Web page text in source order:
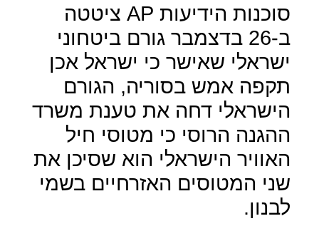
סוכנות הידיעות AP ציטטה
ב-26 בדצמבר גורם ביטחוני
ישראלי שאישר כי ישראל אכן
תקפה אמש בסוריה, הגורם
הישראלי דחה את טענת משרד
ההגנה הרוסי כי מטוסי חיל
האוויר הישראלי הוא שסיכן את
שני המטוסים האזרחיים בשמי
לבנון.